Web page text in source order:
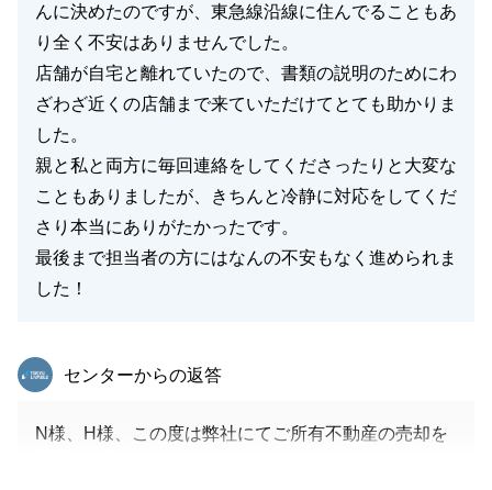
んに決めたのですが、東急線沿線に住んでることもあ
り全く不安はありませんでした。
店舗が自宅と離れていたので、書類の説明のためにわ
ざわざ近くの店舗まで来ていただけてとても助かりま
した。
親と私と両方に毎回連絡をしてくださったりと大変な
こともありましたが、きちんと冷静に対応をしてくだ
さり本当にありがたかったです。
最後まで担当者の方にはなんの不安もなく進められま
した！
東急リバブル
センターからの返答
N様、H様、この度は弊社にてご所有不動産の売却を